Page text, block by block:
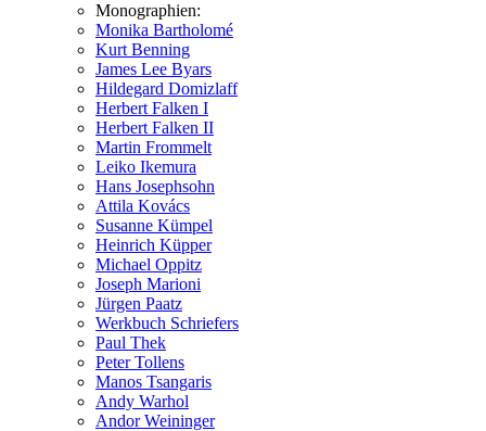
Monographien:
Monika Bartholomé
Kurt Benning
James Lee Byars
Hildegard Domizlaff
Herbert Falken I
Herbert Falken II
Martin Frommelt
Leiko Ikemura
Hans Josephsohn
Attila Kovács
Susanne Kümpel
Heinrich Küpper
Michael Oppitz
Joseph Marioni
Jürgen Paatz
Werkbuch Schriefers
Paul Thek
Peter Tollens
Manos Tsangaris
Andy Warhol
Andor Weininger